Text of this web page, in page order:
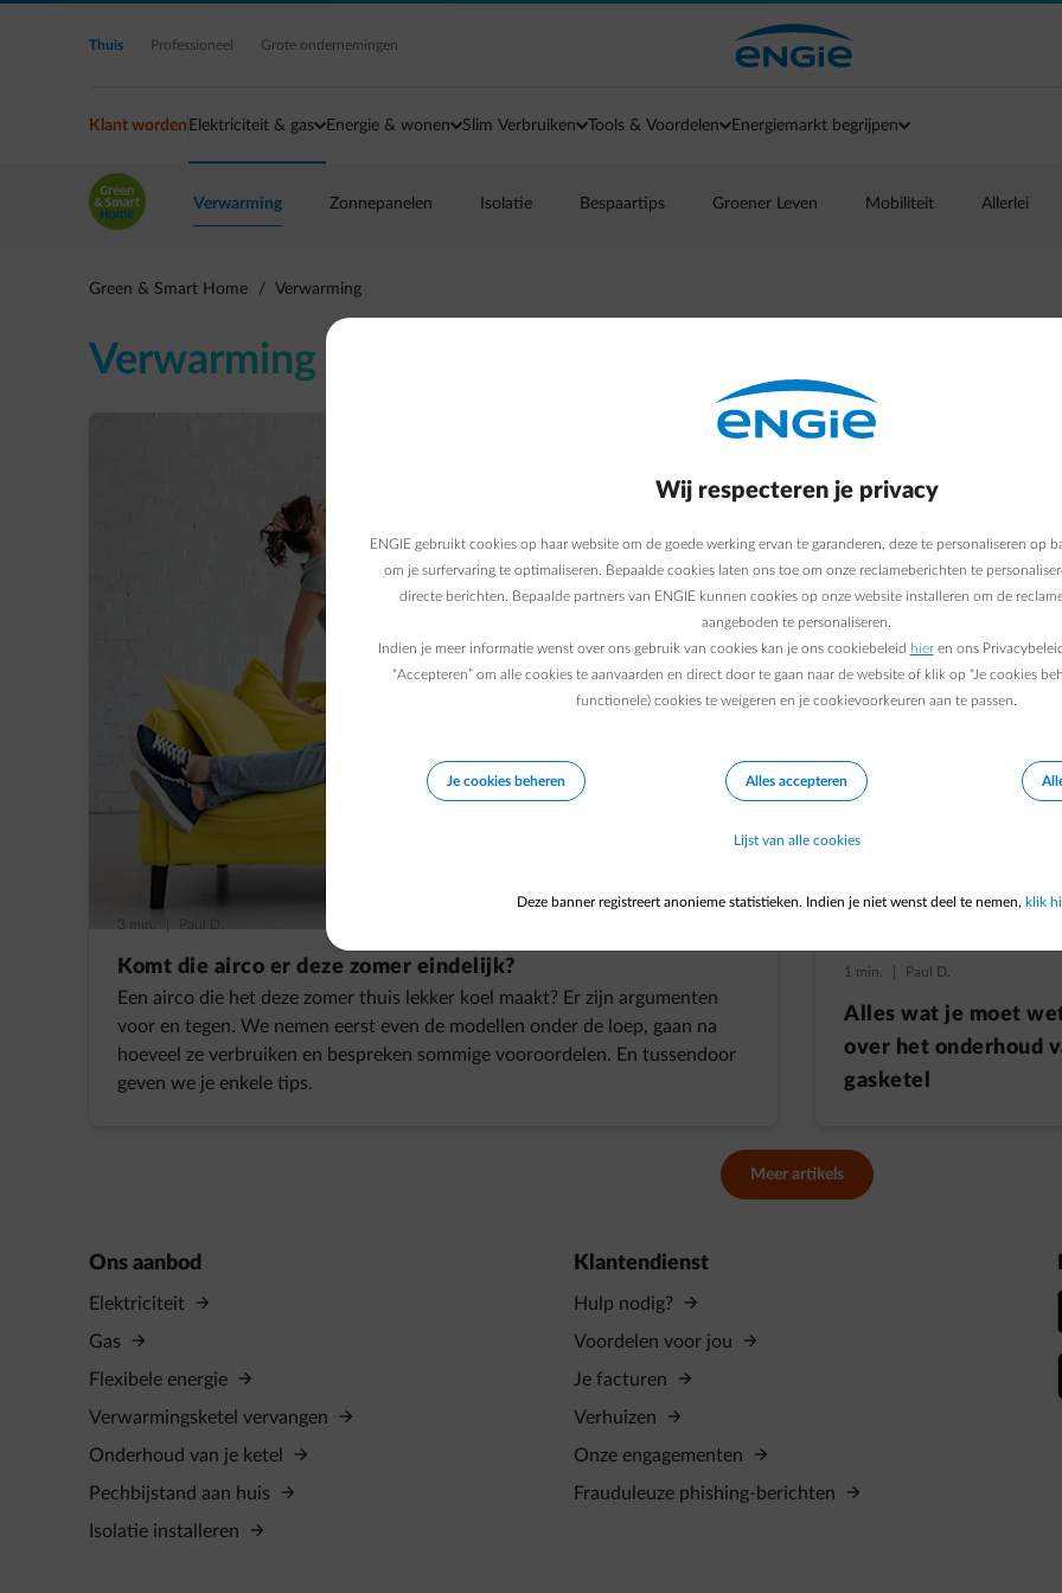
Ga naar de hoofdinhoud
Thuis Professioneel Grote ondernemingen
Klant worden Elektriciteit & gas Energie & wonen Slim Verbruiken Tools & Voordelen Energiemarkt begrijpen
Verwarming Zonnepanelen Isolatie Bespaartips Groener Leven Mobiliteit Allerlei
Green & Smart Home / Verwarming
Verwarming
3 min.
Komt die airco er deze zomer eindelijk?
Een airco die het deze zomer thuis lekker koel maakt? Er zijn argumenten
voor en tegen. We nemen eerst even de modellen onder de loep, gaan na
hoeveel ze verbruiken en bespreken sommige vooroordelen. En tussendoor
geven we je enkele tips.
1 min. | Paul D.
De juiste dekking,
geen hulp: de
van je
1 min. Paul D.
Alles wat je moet
over het onderhoud
gasketel
Meer artikels
Ons aanbod
Elektriciteit
Gas
Flexibele energie
Verwarmingsketel vervangen
Onderhoud van je ketel
Pechbijstand aan huis
Isolatie installeren
Klantendienst
Hulp nodig?
Voordelen voor jou
Je facturen
Verhuizen
Onze engagementen
Frauduleuze phishing-berichten
Wij respecteren je privacy
ENGIE gebruikt cookies op haar website om de goede werking ervan te garanderen, deze te personaliseren op
om je surfervaring te optimaliseren. Bepaalde cookies laten ons toe om onze reclameberichten te
directe berichten. Bepaalde partners van ENGIE kunnen cookies op onze website installeren om de
aangeboden te personaliseren.
Indien je meer informatie wenst over ons gebruik van cookies kan je ons cookiebeleid hieren ons
“Accepteren” om alle cookies te aanvaarden en direct door te gaan naar de website of klik op "Je cookies
functionele) cookies te weigeren en je cookievoorkeuren aan te passen.
Je cookies beheren Alles accepteren
Lijst van alle cookies
Deze banner registreert anonieme statistieken. Indien je niet wenst deel te nemen, klik